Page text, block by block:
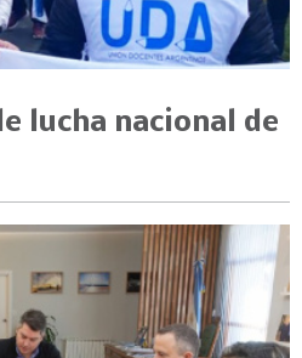
lucha nacional de